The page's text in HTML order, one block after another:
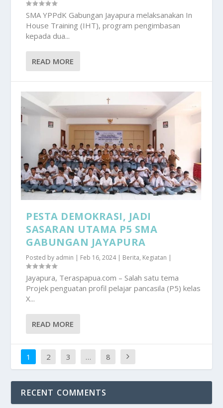
SMA YPPdK Gabungan Jayapura melaksanakan In
House Training (IHT), program pengimbasan
kepada dua...
READ MORE
PESTA DEMOKRASI, JADI
SASARAN UTAMA P5 SMA
GABUNGAN JAYAPURA
Posted by admin | Feb 16, 2024| Berita, Kegiatan |
Jayapura, Teraspapua.com – Salah satu tema
Projek penguatan profil pelajar pancasila (P5) kelas
X...
READ MORE
1 2 3 … 8
RECENT COMMENTS